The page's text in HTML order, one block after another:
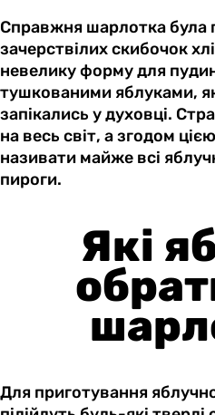
Справжня шарлотка була
зачерствілих скибочок
невелику форму для
тушкованими яблуками,
запікались у духовці.
на весь світ, а згодом
називати майже всі
пироги.
Які
Для приготування